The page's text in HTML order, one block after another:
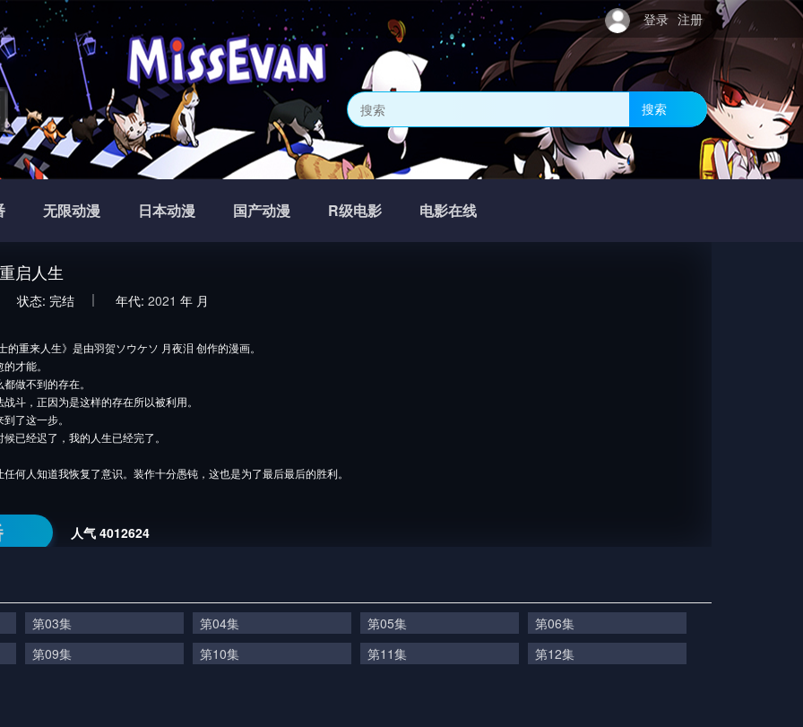
登录 注册
搜索
无限动漫 日本动漫 国产动漫 R级电影 电影在线
启人生
状态: 完结 年代: 2021 年 月
的重来人生》是由羽贺ソウケソ 月夜泪 创作的漫画。
才能。
做不到的存在。
斗，正因为是这样的存在所以被利用。
了这一步。
已经迟了，我的人生已经完了。
何人知道我恢复了意识。装作十分愚钝，这也是为了最后最后的胜利。
人气 4012624
第03集 第04集 第05集
第06集
第09集
第10集 第11集 第12集